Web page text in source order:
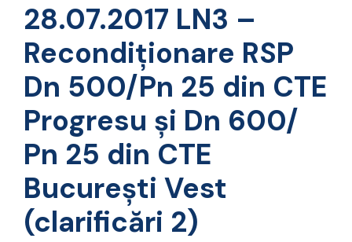
28.07.2017 LN3 –
Recondiționare RSP
Dn 500/Pn 25 din CTE
Progresu și Dn 600/
Pn 25 din CTE
București Vest
(clarificări 2)